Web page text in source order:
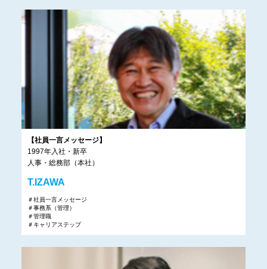
【社員一言メッセージ】
1997年入社・新卒
人事・総務部（本社）
T.IZAWA
＃社員一言メッセージ
＃事務系（管理）
＃管理職
＃キャリアステップ